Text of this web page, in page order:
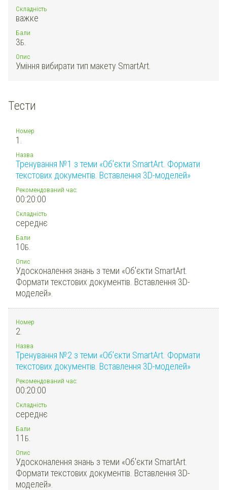
Складність
важке
Бали
3Б.
Опис
Уміння вибирати тип макету SmartArt.
Тести
Номер
1.
Назва
Тренування №1 з теми «Об'єкти SmartArt. Формати
текстових документів. Вставлення 3D-моделей»
Рекомендований час:
00:20:00
Складність
середнє
Бали
10Б.
Опис
Удосконалення знань з теми «Об'єкти SmartArt.
Формати текстових документів. Вставлення 3D-
моделей».
Номер
2.
Назва
Тренування №2 з теми «Об'єкти SmartArt. Формати
текстових документів. Вставлення 3D-моделей»
Рекомендований час:
00:20:00
Складність
середнє
Бали
11 Б.
Опис
Удосконалення знань з теми «Об'єкти SmartArt.
Формати текстових документів. Вставлення 3D-
моделей».